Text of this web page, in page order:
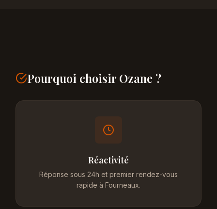
Pourquoi choisir Ozane ?
Réactivité
Réponse sous 24h et premier rendez-vous
rapide à Fourneaux.